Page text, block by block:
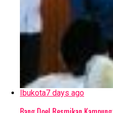
Ibukota7 days ago